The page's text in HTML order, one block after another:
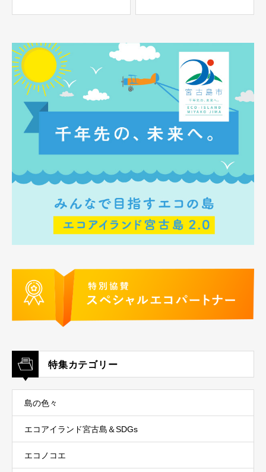
特集カテゴリー
島の色々
エコアイランド宮古島＆SDGs
エコノコエ